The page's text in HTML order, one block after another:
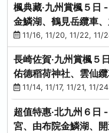
楓典藏‧九州賞楓５日
金鱗湖、鶴見岳纜車
豚+和牛饗宴
11/16, 11/20, 11/22, 11/
長崎佐賀‧九州賞楓５
佑德稻荷神社、雲仙
滿宮、光明禪寺
11/14, 11/17, 11/21, 11/
超值特惠‧北九州６日
宮、由布院金鱗湖、